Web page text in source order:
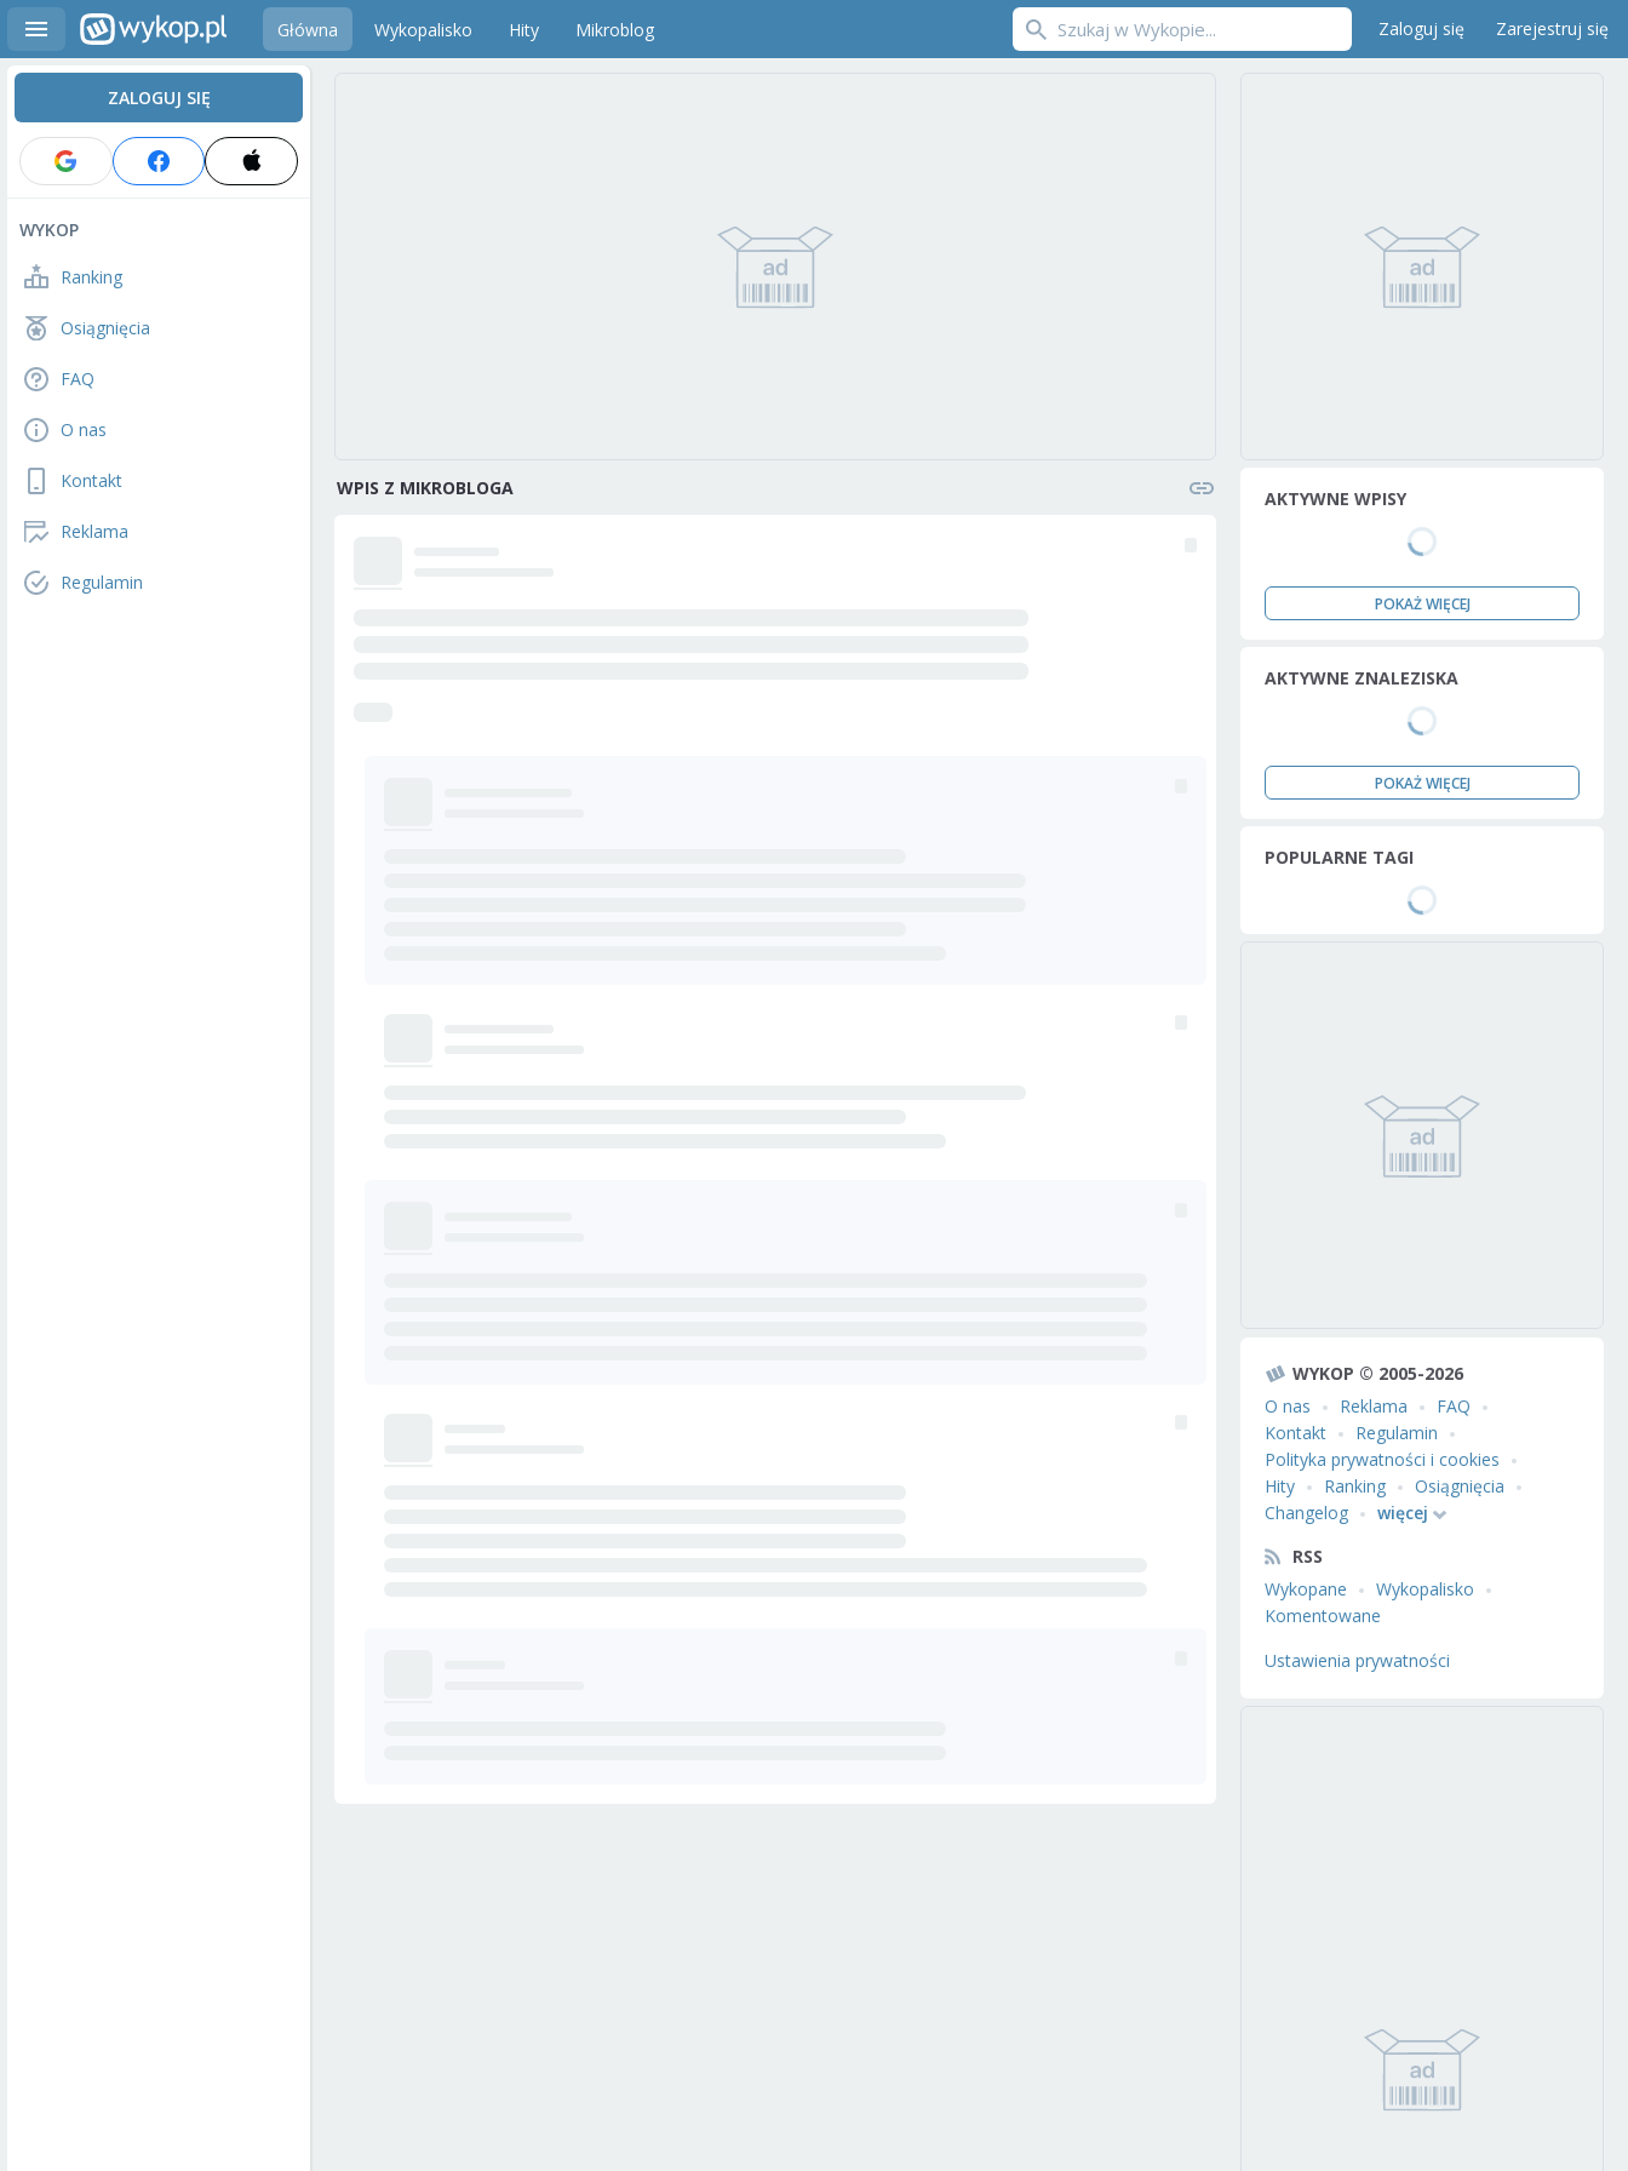
Główna Wykopalisko Hity Mikroblog Zaloguj się Zarejestruj się
ZALOGUJ SIĘ
WYKOP
Ranking
Osiągnięcia
FAQ
O nas
Kontakt
Reklama
Regulamin
WPIS Z MIKROBLOGA AKTYWNE WPISY
POKAŻ WIĘCEJ
AKTYWNE ZNALEZISKA
POKAŻ WIĘCEJ
POPULARNE TAGI
WYKOP © 2005-2026
O nas
Reklama
FAQ
Kontakt
Regulamin
Polityka prywatności i cookies
Hity
Ranking
Osiągnięcia
Changelog
więcej
RSS
Wykopane
Wykopalisko
Komentowane
Ustawienia prywatności